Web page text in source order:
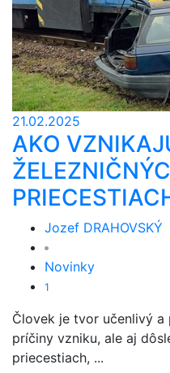
21.02.2025
AKO
Jozef DRAHOVSKÝ
Novinky
1
Človek je tvor učenlivý
príčiny vzniku, ale aj
priecestiach, ...